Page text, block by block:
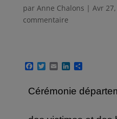
par Anne Chalons | Avr
commentaire
F
e
o
T
t
r
E
i
L
k
I
P
t
e
Cérémonie